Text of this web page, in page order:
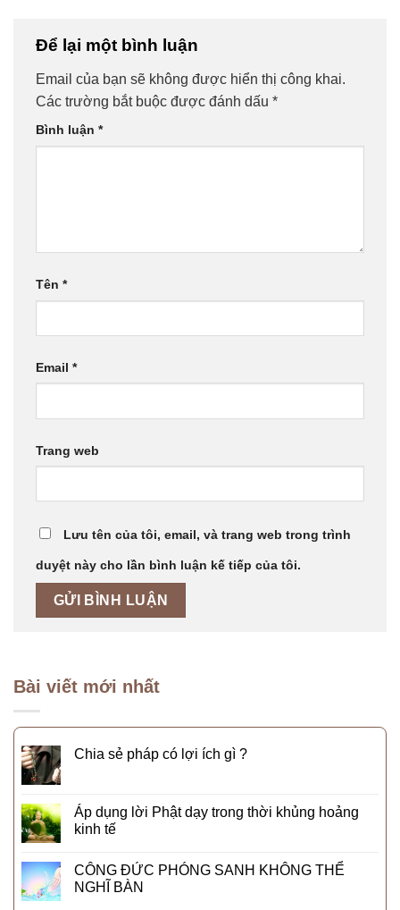
Để lại một bình luận
Email của bạn sẽ không được hiển thị công khai.
Các trường bắt buộc được đánh dấu *
Bình luận *
Tên *
Email *
Trang web
Lưu tên của tôi, email, và trang web trong trình
duyệt này cho lần bình luận kế tiếp của tôi.
Bài viết mới nhất
Chia sẻ pháp có lợi ích gì ?
Áp dụng lời Phật dạy trong thời khủng hoảng
kinh tế
CÔNG ĐỨC PHÓNG SANH KHÔNG THỂ
NGHĨ BÀN